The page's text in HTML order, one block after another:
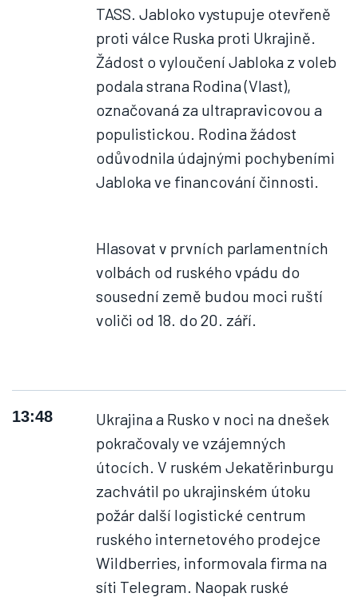
TASS. Jabloko vystupuje otevřeně
proti válce Ruska proti Ukrajině.
Žádost o vyloučení Jabloka z voleb
podala strana Rodina (Vlast),
označovaná za ultrapravicovou a
populistickou. Rodina žádost
odůvodnila údajnými pochybeními
Jabloka ve financování činnosti.
Hlasovat v prvních parlamentních
volbách od ruského vpádu do
sousední země budou moci ruští
voliči od 18. do 20. září.
13:48
Ukrajina a Rusko v noci na dnešek
pokračovaly ve vzájemných
útocích. V ruském Jekatěrinburgu
zachvátil po ukrajinském útoku
požár další logistické centrum
ruského internetového prodejce
Wildberries, informovala firma na
síti Telegram. Naopak ruské